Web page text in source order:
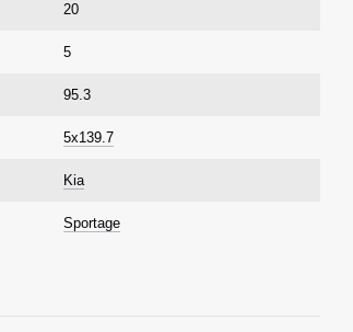
20
5
95.3
5x139.7
Kia
Sportage